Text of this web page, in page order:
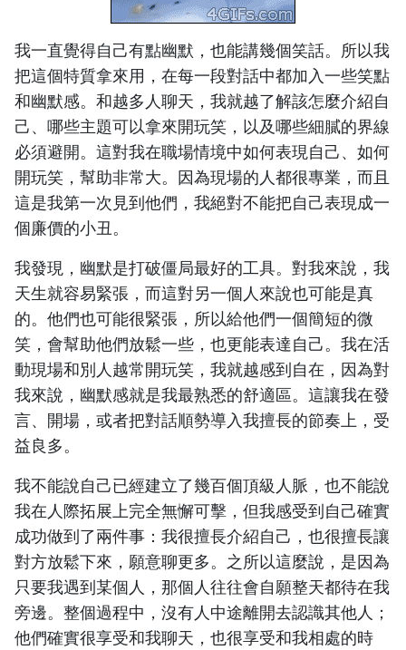
我一直覺得自己有點幽默，也能講幾個笑話。所以我
把這個特質拿來用，在每一段對話中都加入一些笑點
和幽默感。和越多人聊天，我就越了解該怎麼介紹自
己、哪些主題可以拿來開玩笑，以及哪些細膩的界線
必須避開。這對我在職場情境中如何表現自己、如何
開玩笑，幫助非常大。因為現場的人都很專業，而且
這是我第一次見到他們，我絕對不能把自己表現成一
個廉價的小丑。
我發現，幽默是打破僵局最好的工具。對我來說，我
天生就容易緊張，而這對另一個人來說也可能是真
的。他們也可能很緊張，所以給他們一個簡短的微
笑，會幫助他們放鬆一些，也更能表達自己。我在活
動現場和別人越常開玩笑，我就越感到自在，因為對
我來說，幽默感就是我最熟悉的舒適區。這讓我在發
言、開場，或者把對話順勢導入我擅長的節奏上，受
益良多。
我不能說自己已經建立了幾百個頂級人脈，也不能說
我在人際拓展上完全無懈可擊，但我感受到自己確實
成功做到了兩件事：我很擅長介紹自己，也很擅長讓
對方放鬆下來，願意聊更多。之所以這麼說，是因為
只要我遇到某個人，那個人往往會自願整天都待在我
旁邊。整個過程中，沒有人中途離開去認識其他人；
他們確實很享受和我聊天，也很享受和我相處的時